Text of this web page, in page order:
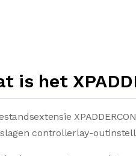
is het
controllerlay-